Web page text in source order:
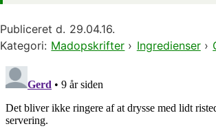
Publiceret d. 29.04.16.
Kategori: Madopskrifter › Ingredienser›